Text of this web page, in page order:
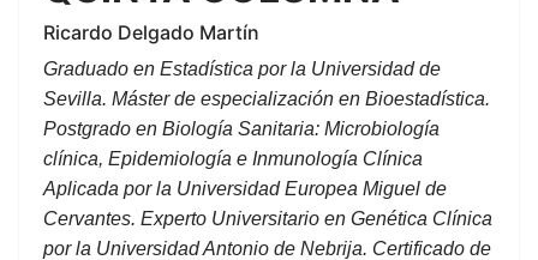
Ricardo Delgado Martín
Graduado en Estadística por la Universidad de
Sevilla. Máster de especialización en Bioestadística.
Postgrado en Biología Sanitaria: Microbiología
clínica, Epidemiología e Inmunología Clínica
Aplicada por la Universidad Europea Miguel de
Cervantes. Experto Universitario en Genética Clínica
por la Universidad Antonio de Nebrija. Certificado de